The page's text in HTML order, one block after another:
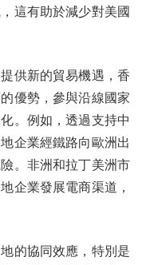
這有助於減少對美國
供新的貿易機遇，香
優勢，參與沿線國家
。例如，透過支持中
企業經鐵路向歐洲出
。非洲和拉丁美洲市
企業發展電商渠道，
的協同效應，特別是